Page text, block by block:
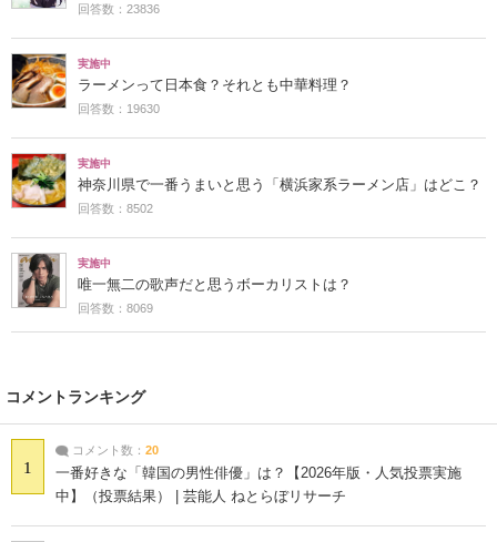
回答数：23836
実施中
ラーメンって日本食？それとも中華料理？
回答数：19630
実施中
神奈川県で一番うまいと思う「横浜家系ラーメン店」はどこ？
回答数：8502
実施中
唯一無二の歌声だと思うボーカリストは？
回答数：8069
コメントランキング
1
コメント数： 20
一番好きな「韓国の男性俳優」は？【2026年版・人気投票実施
中】（投票結果） | 芸能人 ねとらぼリサーチ